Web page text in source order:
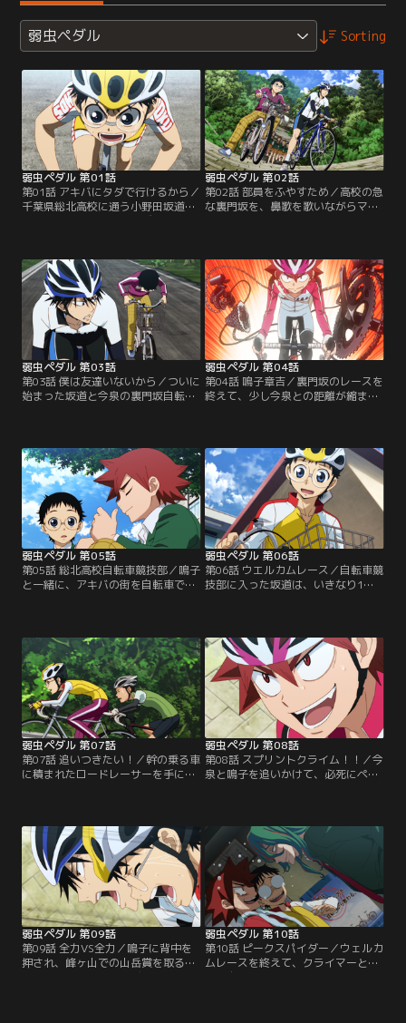
弱虫ペダル Sorting
弱虫ペダル 第01話
第01話 アキバにタダで行けるから／
千葉県総北高校に通う小野田坂道
は、大好きなアニメグッズを買う為
高校生になったらアニ研に入って友
達を作ろうと思っていた坂道だが、
なんとアニ研は人数が集まらず廃部
になっていた。落胆する坂道の前
に、ロードレーサーの今泉俊輔が現
れて…。
弱虫ペダル 第02話
第02話 部員をふやすため／高校の急
な裏門坂を、鼻歌を歌いながらママ
今泉が負けたらアニ研に入るという
条件を聞いて、引き受ける事に。話
を聞きつけた寒咲幹達が見守る中、
坂道と今泉の裏門坂自転車レースが
スタートする！
弱虫ペダル 第03話
第03話 僕は友達いないから／ついに
始まった坂道と今泉の裏門坂自転車
さり抜かれてしまう。落胆する坂道
は、通司の車で追いかけて来た幹に
サドルの調節をしてもらい、再び今
泉を追う。必死の追い上げで、つい
に今泉に追いつく坂道だが…。
弱虫ペダル 第04話
第04話 鳴子章吉／裏門坂のレースを
終えて、少し今泉との距離が縮まっ
車乗りの少年、鳴子章吉に出会う。
坂道のママチャリにタバコの吸い殻
を投げ捨てた車に怒った鳴子は、坂
道と一緒に、去って行く車を自転車
で追いかけようとする！
弱虫ペダル 第05話
第05話 総北高校自転車競技部／鳴子
と一緒に、アキバの街を自転車で走
れる坂道だが、アニ研への未練を捨
てきれずにいた。しかし、鳴子に誘
われて、自転車競技部の放課後練習
を見た坂道は、自分の可能性を試し
てみたいと感じ始める。
弱虫ペダル 第06話
第06話 ウエルカムレース／自転車競
技部に入った坂道は、いきなり1年
る事に期待を膨らませる坂道。とこ
ろが、レースがスタートすると、一
人ママチャリの坂道は、ロードレー
サーの部員達に次々と抜かれ、とう
とう最後尾になってしまう！
弱虫ペダル 第07話
第07話 追いつきたい！／幹の乗る車
に積まれたロードレーサーを手に入
る。その性能に感動しながらも、遅
れを取り戻そうと必死に今泉達を追
いかけるが、金城からは、このまま
のでは二人に追いつけないと告げら
れてしまう。
弱虫ペダル 第08話
第08話 スプリントクライム！！／今
泉と鳴子を追いかけて、必死にペダ
され、更なる闘志を燃やす。3人の
バトルがますます加速する中、レー
スは山岳ステージに突入。坂が苦手
なスプリンターの鳴子は、徐々に失
速してしまい…。
弱虫ペダル 第09話
第09話 全力VS全力／鳴子に背中を
押され、峰ヶ山での山岳賞を取る決
意をした坂道は、ケイデンスを最大
弱虫ペダル 第10話
第10話 ピークスパイダー／ウェルカ
ムレースを終えて、クライマーとし
ての自分の可能性を見い出した坂